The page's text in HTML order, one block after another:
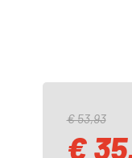
€ 53,93
€